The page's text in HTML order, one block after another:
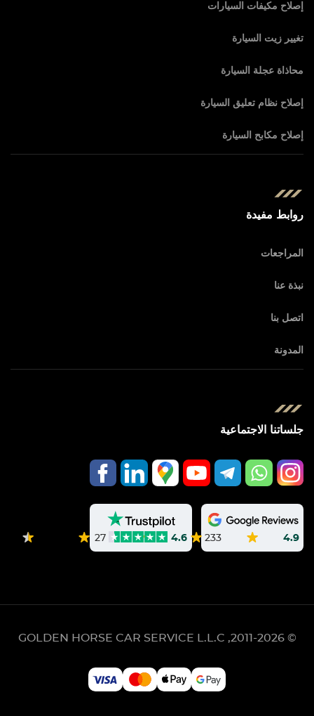
إصلاح مكيفات السيارات
تغيير زيت السيارة
محاذاة عجلة السيارة
إصلاح نظام تعليق السيارة
إصلاح مكابح السيارة
روابط مفيدة
المراجعات
نبذة عنا
اتصل بنا
المدونة
جلساتنا الاجتماعية
4.9
233
4.6
27
© 2011-2026,
GOLDEN HORSE CAR SERVICE L.L.C